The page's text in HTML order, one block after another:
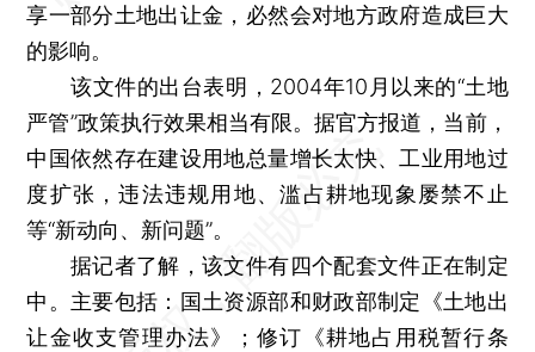
享一部分土地出让金，必然会对地方政府造成巨大
的影响。
该文件的出台表明，2004年10月以来的“土地
严管”政策执行效果相当有限。据官方报道，当前，
中国依然存在建设用地总量增长太快、工业用地过
度扩张，违法违规用地、滥占耕地现象屡禁不止
等“新动向、新问题”。
据记者了解，该文件有四个配套文件正在制定
中。主要包括：国土资源部和财政部制定《土地出
让金收支管理办法》；修订《耕地占用税暂行条